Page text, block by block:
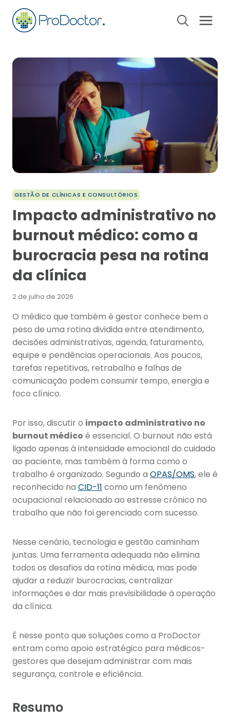
Pular
para
GESTÃO DE CLÍNICAS E CONSULTÓRIOS
Impacto administrativo no
burnout médico: como a
burocracia pesa na rotina
da clínica
2 de julho de 2026
O médico que também é gestor conhece bem o
peso de uma rotina dividida entre atendimento,
decisões administrativas, agenda, faturamento,
equipe e pendências operacionais. Aos poucos,
tarefas repetitivas, retrabalho e falhas de
comunicação podem consumir tempo, energia e
foco clínico.
Por isso, discutir o impacto administrativo no
burnout médico é essencial. O burnout não está
ligado apenas à intensidade emocional do cuidado
ao paciente, mas também à forma como o
trabalho é organizado. Segundo a OPAS/OMS, ele é
reconhecido na CID-11 como um fenômeno
ocupacional relacionado ao estresse crônico no
trabalho que não foi gerenciado com sucesso.
Nesse cenário, tecnologia e gestão caminham
juntas. Uma ferramenta adequada não elimina
todos os desafios da rotina médica, mas pode
ajudar a reduzir burocracias, centralizar
informações e dar mais previsibilidade à operação
da clínica.
É nesse ponto que soluções como a ProDoctor
entram como apoio estratégico para médicos-
gestores que desejam administrar com mais
segurança, controle e eficiência.
Resumo